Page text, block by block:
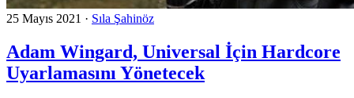
25 Mayıs 2021 · Sıla Şahinöz
Adam Wingard, Universal İçin Hardcore
Uyarlamasını Yönetecek